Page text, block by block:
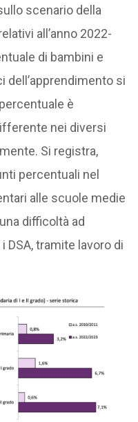
scenario della
all’anno 2022-
di bambini e
si
è
nei diversi
Si registra,
percentuali nel
alle scuole medie
difficoltà ad
tramite lavoro di